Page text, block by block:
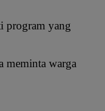
program yang
meminta warga